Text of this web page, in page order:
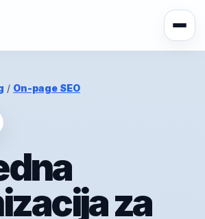
/ On-page SEO
za